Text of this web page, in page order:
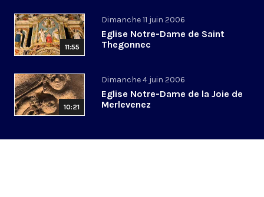
11:55
Dimanche 11 juin 2006
Eglise Notre-Dame de Saint
Thegonnec
10:21
Dimanche 4 juin 2006
Eglise Notre-Dame de la Joie de
Merlevenez